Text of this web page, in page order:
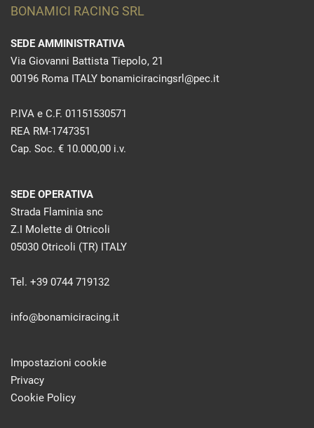
BONAMICI RACING SRL
SEDE AMMINISTRATIVA
Via Giovanni Battista Tiepolo, 21
00196 Roma ITALY bonamiciracingsrl@pec.it
P.IVA e C.F. 01151530571
REA RM-1747351
Cap. Soc. € 10.000,00 i.v.
SEDE OPERATIVA
Strada Flaminia snc
Z.I Molette di Otricoli
05030 Otricoli (TR) ITALY
Tel. +39 0744 719132
info@bonamiciracing.it
Impostazioni cookie
Privacy
Cookie Policy